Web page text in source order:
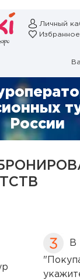
Личный
Избранное
России
тур
В